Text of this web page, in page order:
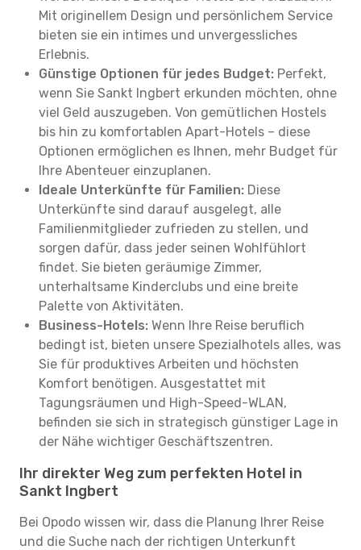
Mit originellem Design und persönlichem Service
bieten sie ein intimes und unvergessliches
Erlebnis.
Günstige Optionen für jedes Budget: Perfekt,
wenn Sie Sankt Ingbert erkunden möchten, ohne
viel Geld auszugeben. Von gemütlichen Hostels
bis hin zu komfortablen Apart-Hotels – diese
Optionen ermöglichen es Ihnen, mehr Budget für
Ihre Abenteuer einzuplanen.
Ideale Unterkünfte für Familien: Diese
Unterkünfte sind darauf ausgelegt, alle
Familienmitglieder zufrieden zu stellen, und
sorgen dafür, dass jeder seinen Wohlfühlort
findet. Sie bieten geräumige Zimmer,
unterhaltsame Kinderclubs und eine breite
Palette von Aktivitäten.
Business-Hotels: Wenn Ihre Reise beruflich
bedingt ist, bieten unsere Spezialhotels alles, was
Sie für produktives Arbeiten und höchsten
Komfort benötigen. Ausgestattet mit
Tagungsräumen und High-Speed-WLAN,
befinden sie sich in strategisch günstiger Lage in
der Nähe wichtiger Geschäftszentren.
Ihr direkter Weg zum perfekten Hotel in
Sankt Ingbert
Bei Opodo wissen wir, dass die Planung Ihrer Reise
und die Suche nach der richtigen Unterkunft